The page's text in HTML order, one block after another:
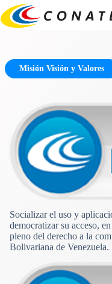
Saltar
al
contenido
Misión Visión y Valores
Socializar el uso y
democratizar su acceso,
pleno del derecho a la
Bolivariana de Venezuela.